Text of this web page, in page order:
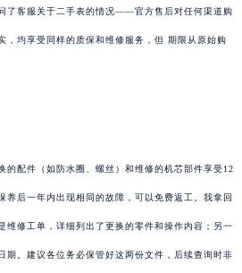
了客服关于二手表的情况——官方售后对任何渠道购
，均享受同样的质保和维修服务，但 期限从原始购
的配件（如防水圈、螺丝）和维修的机芯部件享受12
养后一年内出现相同的故障，可以免费返工。我拿回
维修工单，详细列出了更换的零件和操作内容；另一
期。建议各位务必保管好这两份文件，后续查询时非